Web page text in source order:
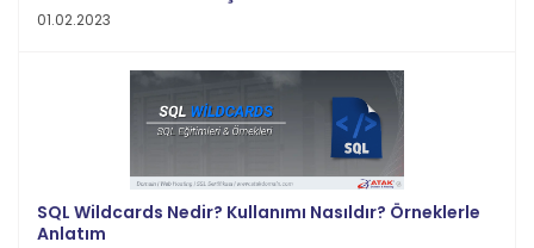
01.02.2023
SQL Wildcards Nedir? Kullanımı Nasıldır? Örneklerle
Anlatım